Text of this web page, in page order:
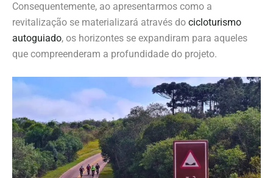
Consequentemente, ao apresentarmos como a
revitalização se materializará através do cicloturismo
autoguiado, os horizontes se expandiram para aqueles
que compreenderam a profundidade do projeto.